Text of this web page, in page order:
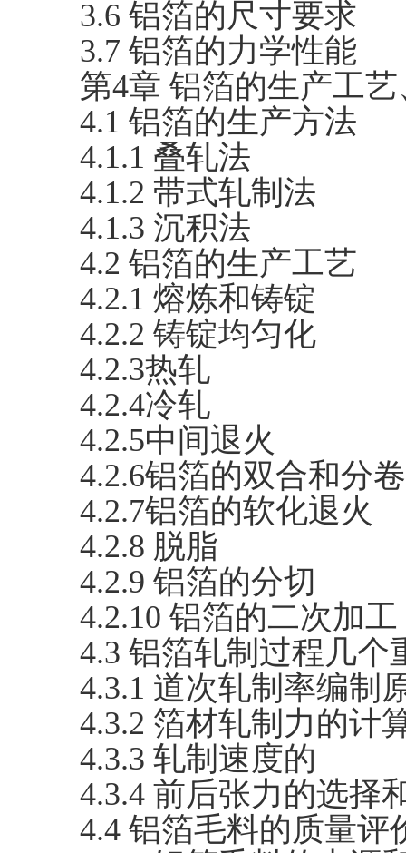
3.6 铝箔的尺寸要求
3.7 铝箔的力学性能
第4章 铝箔的生产工
4.1 铝箔的生产方法
4.1.1 叠轧法
4.1.2 带式轧制法
4.1.3 沉积法
4.2 铝箔的生产工艺
4.2.1 熔炼和铸锭
4.2.2 铸锭均匀化
4.2.3热轧
4.2.4冷轧
4.2.5中间退火
4.2.6铝箔的双合和分卷
4.2.7铝箔的软化退火
4.2.8 脱脂
4.2.9 铝箔的分切
4.2.10 铝箔的二次加工
4.3 铝箔轧制过程几个
4.3.1 道次轧制率编制
4.3.2 箔材轧制力的计
4.3.3 轧制速度的
4.3.4 前后张力的选择
4.4 铝箔毛料的质量评